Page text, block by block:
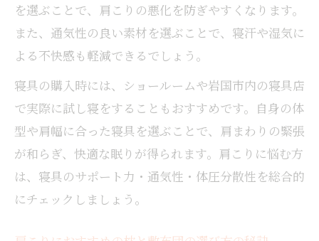
を選ぶことで、肩こりの悪化を防ぎやすくなります。
また、通気性の良い素材を選ぶことで、寝汗や湿気に
よる不快感も軽減できるでしょう。
寝具の購入時には、ショールームや岩国市内の寝具店
で実際に試し寝をすることもおすすめです。自身の体
型や肩幅に合った寝具を選ぶことで、肩まわりの緊張
が和らぎ、快適な眠りが得られます。肩こりに悩む方
は、寝具のサポート力・通気性・体圧分散性を総合的
にチェックしましょう。